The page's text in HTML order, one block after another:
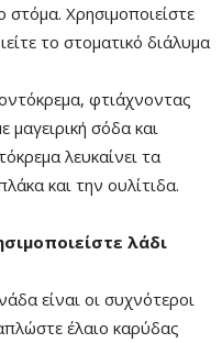
στόμα. Χρησιμοποιείστε
το στοματικό διάλυμα
φτιάχνοντας
μαγειρική σόδα και
λευκαίνει τα
και την ουλίτιδα.
λάδι
είναι οι συχνότεροι
έλαιο καρύδας